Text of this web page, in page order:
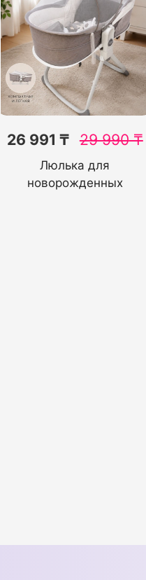
26 991 ₸ 29 990₸
Люлька для
новорожденных